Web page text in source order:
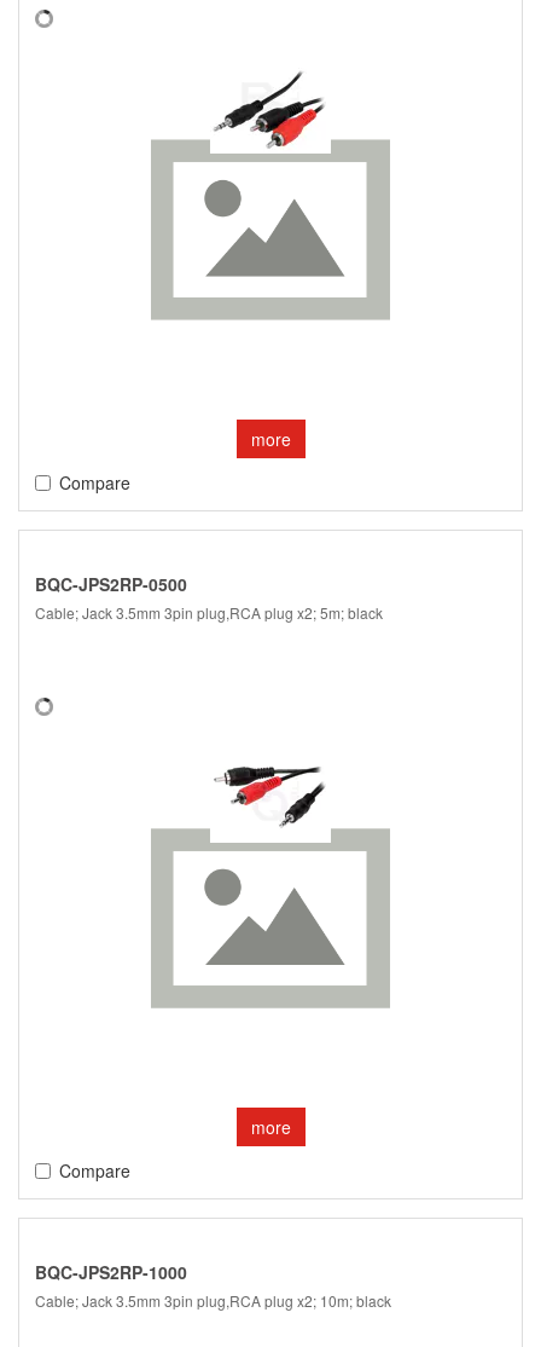
more
Compare
BQC-JPS2RP-0500
Cable; Jack 3.5mm 3pin plug,RCA plug x2; 5m; black
more
Compare
BQC-JPS2RP-1000
Cable; Jack 3.5mm 3pin plug,RCA plug x2; 10m; black